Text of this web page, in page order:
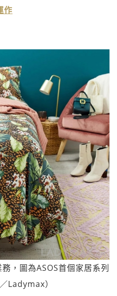
作
，圖為ASOS首個家居系列
Ladymax）